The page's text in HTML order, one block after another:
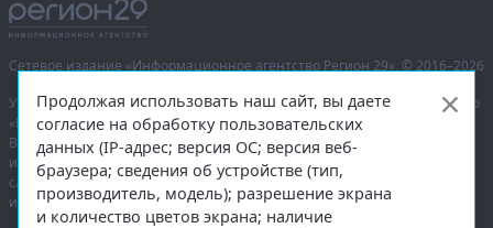
Сетевое издание «Информационное агентство Регион 29», © 2016–2026
Учредитель — общество с ограниченной ответственностью «Агентство
«Правда Севера».
Выписка из реестра зарегистрированных средств массовой
информации:ЭЛ № ФС 77-74226
от 09.11.2018 выдано Федеральной
службой по надзору в сфере связи, информационных технологий
и массовых коммуникаций (Роскомнадзор).
Продолжая использовать наш сайт, вы даете
согласие на обработку пользовательских
данных (IP-адрес; версия ОС; версия веб-
браузера; сведения об устройстве (тип,
производитель, модель); разрешение экрана
и количество цветов экрана; наличие